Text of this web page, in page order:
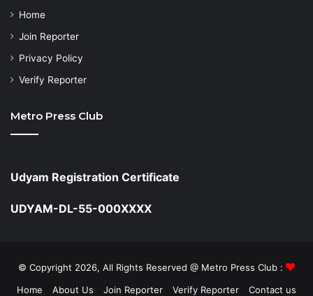
Home
Join Reporter
Privacy Policy
Verify Reporter
Metro Press Club
Udyam Registration Certificate
UDYAM-DL-55-000XXXX
© Copyright 2026, All Rights Reserved @ Metro Press Club :
Home
About Us Join Reporter Verify Reporter Contact us